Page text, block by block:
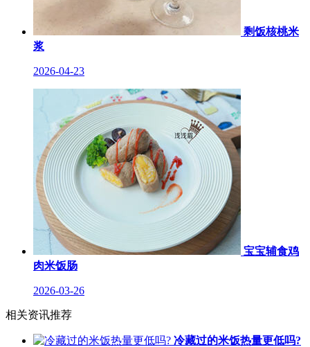
剩饭核桃米
浆
2026-04-23
宝宝辅食鸡
肉米饭肠
2026-03-26
相关资讯推荐
冷藏过的米饭热量更低吗?